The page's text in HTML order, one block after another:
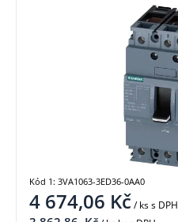
4 674,06 Kč/ kss DPH
Kód 1: 3VA1063-3ED36-0AA0